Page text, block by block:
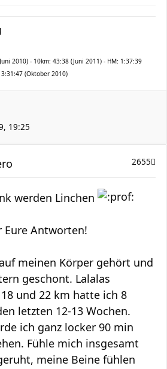
2010) - 10km: 43:38 (Juni 2011) - HM: 1:37:39
(Oktober 2010)
19:25
2655
werden Linchen
Eure Antworten!
meinen Körper gehört und
geschont. Lalalas
und 22 km hatte ich 8
letzten 12-13 Wochen.
ich ganz locker 90 min
Fühle mich insgesamt
meine Beine fühlen